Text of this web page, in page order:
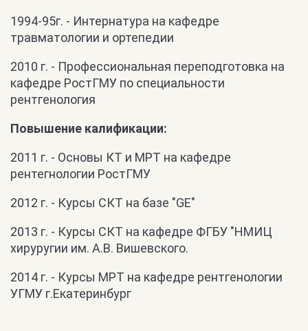
1994-95г. - Интернатура на кафедре
травматологии и ортепедии
2010 г. - Профессиональная переподготовка на
кафедре РостГМУ по специальности
рентгенология
Повышение калификации:
2011 г. - Основы КТ и МРТ на кафедре
рентегнологии РостГМУ
2012 г. - Курсы СКТ на базе "GE"
2013 г. - Курсы СКТ на кафедре ФГБУ "НМИЦ
хируругии им. А.В. Вишевского.
2014 г. - Курсы МРТ на кафедре рентгенологии
УГМУ г.Екатеринбург